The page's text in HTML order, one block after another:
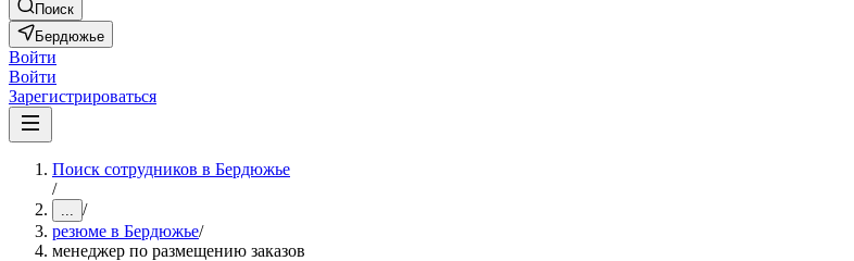
Поиск
Бердюжье
Войти
Войти
Зарегистрироваться
Поиск сотрудников в Бердюжье
/
... /
резюме в Бердюжье/
менеджер по размещению заказов